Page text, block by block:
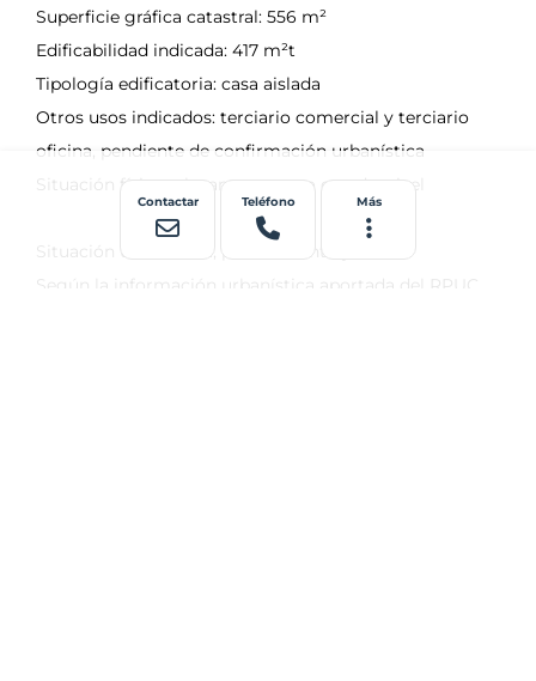
Contactar Teléfono Más